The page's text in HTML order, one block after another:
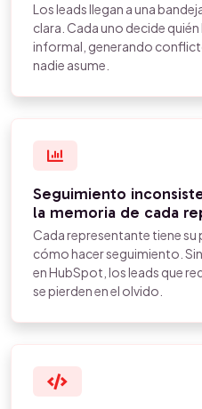
Los leads llegan a una
clara. Cada uno decide
informal, generando
nadie asume.
Seguimiento
la memoria de cada
Cada representante tiene
cómo hacer seguimiento.
en HubSpot, los leads que
se pierden en el olvido.